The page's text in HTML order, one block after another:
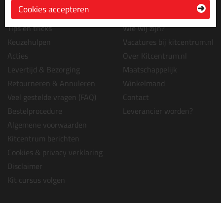
Informatie
Tips en tricks
Keuzehulpen
Acties
Levertijd & Bezorging
Retourneren & Annuleren
Veel gestelde vragen (FAQ)
Bestelprocedure
Algemene voorwaarden
Kitcentrum berichten
Cookies & privacy verklaring
Disclaimer
Kit cursus volgen
Wie wij zijn?
Vacatures bij kitcentrum.nl
Over Kitcentrum.nl
Maatschappelijk
Winkelmand
Contact
Leverancier worden?
Cookies accepteren